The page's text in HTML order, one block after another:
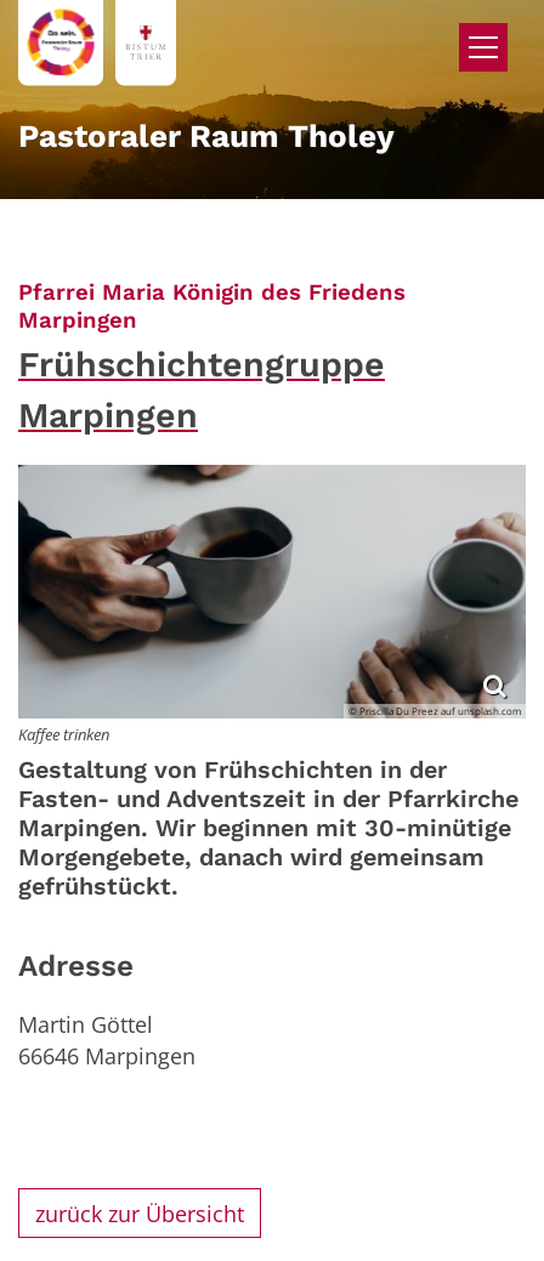
Zum Inhalt springen
Pastoraler Raum Tholey
Pfarrei Maria Königin des Friedens
Marpingen
Frühschichtengruppe
Marpingen
© Priscilla Du Preez auf unsplash.com
Kaffee trinken
Gestaltung von Frühschichten in der
Fasten- und Adventszeit in der Pfarrkirche
Marpingen. Wir beginnen mit 30-minütige
Morgengebete, danach wird gemeinsam
gefrühstückt.
Adresse
Martin Göttel
66646 Marpingen
zurück zur Übersicht